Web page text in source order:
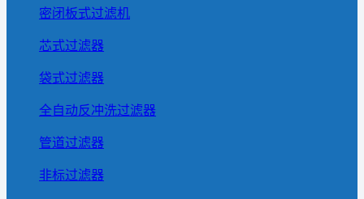
密闭板式过滤机
芯式过滤器
袋式过滤器
全自动反冲洗过滤器
管道过滤器
非标过滤器